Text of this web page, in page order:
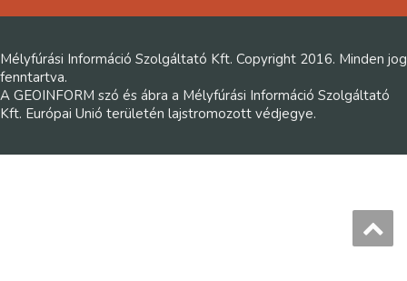
Mélyfúrási Információ Szolgáltató Kft. Copyright 2016. Minden jog
fenntartva.
A GEOINFORM szó és ábra a Mélyfúrási Információ Szolgáltató
Kft. Európai Unió területén lajstromozott védjegye.